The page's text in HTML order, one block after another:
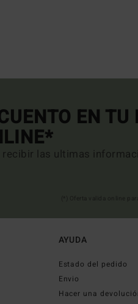
EN
las ultimas
AYUDA
Estado del pedido
Envio
Hacer una